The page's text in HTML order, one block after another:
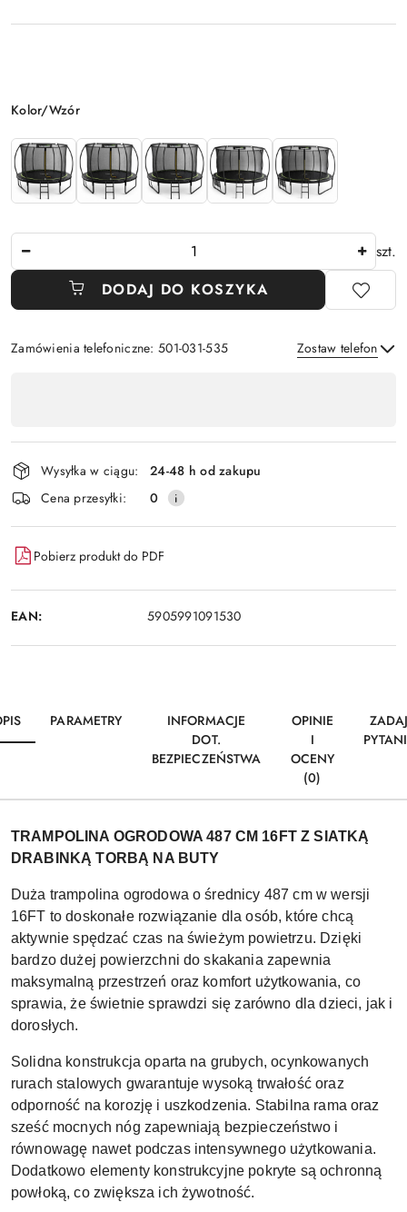
Wariant
Kolor/Wzór
szt.
DODAJ DO KOSZYKA
Zamówienia telefoniczne: 501-031-535 Zostaw telefon
płatność
i
dostawa
Wysyłka w ciągu:
24-48 h od zakupu
Cena przesyłki:
0
Pobierz produkt do PDF
EAN: 5905991091530
PARAMETRY
INFORMACJE
DOT.
BEZPIECZEŃSTWA
OPINIE
I
OCENY
(0)
TRAMPOLINA OGRODOWA 487 CM 16FT Z SIATKĄ
DRABINKĄ TORBĄ NA BUTY
Duża trampolina ogrodowa o średnicy 487 cm w wersji
16FT to doskonałe rozwiązanie dla osób, które chcą
aktywnie spędzać czas na świeżym powietrzu. Dzięki
bardzo dużej powierzchni do skakania zapewnia
maksymalną przestrzeń oraz komfort użytkowania, co
sprawia, że świetnie sprawdzi się zarówno dla dzieci, jak i
dorosłych.
Solidna konstrukcja oparta na grubych, ocynkowanych
rurach stalowych gwarantuje wysoką trwałość oraz
odporność na korozję i uszkodzenia. Stabilna rama oraz
sześć mocnych nóg zapewniają bezpieczeństwo i
równowagę nawet podczas intensywnego użytkowania.
Dodatkowo elementy konstrukcyjne pokryte są ochronną
powłoką, co zwiększa ich żywotność.